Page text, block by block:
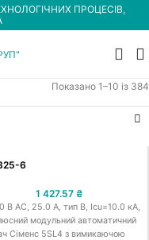
ПРОЦЕСІВ,
Показано 1–10 із 384
6
1 427.57 ₴
В АС, 25.0 A, тип B, Icu=10.0 кА,
модульний автоматичний
Сіменс 5SL4 з вимикаючою